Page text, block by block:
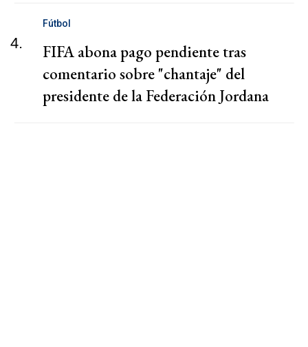
4.
Fútbol
FIFA abona pago pendiente tras
comentario sobre "chantaje" del
presidente de la Federación Jordana